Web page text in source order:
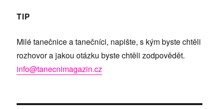
TIP
Milé tanečnice a tanečníci, napište, s kým byste chtěli
rozhovor a jakou otázku byste chtěli zodpovědět.
info@tanecnimagazin.cz